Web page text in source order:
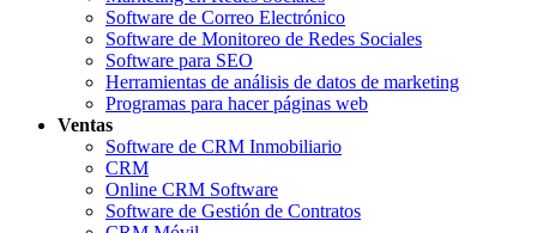
Software de Correo Electrónico
Software de Monitoreo de Redes Sociales
Software para SEO
Herramientas de análisis de datos de marketing
Programas para hacer páginas web
Ventas
Software de CRM Inmobiliario
CRM
Online CRM Software
Software de Gestión de Contratos